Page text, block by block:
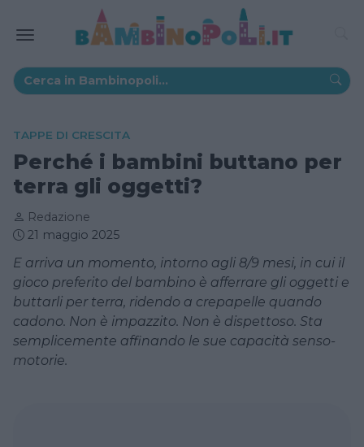
TAPPE DI CRESCITA
Perché i bambini buttano per
terra gli oggetti?
Redazione
21 maggio 2025
E arriva un momento, intorno agli 8/9 mesi, in cui il
gioco preferito del bambino è afferrare gli oggetti e
buttarli per terra, ridendo a crepapelle quando
cadono. Non è impazzito. Non è dispettoso. Sta
semplicemente affinando le sue capacità senso-
motorie.